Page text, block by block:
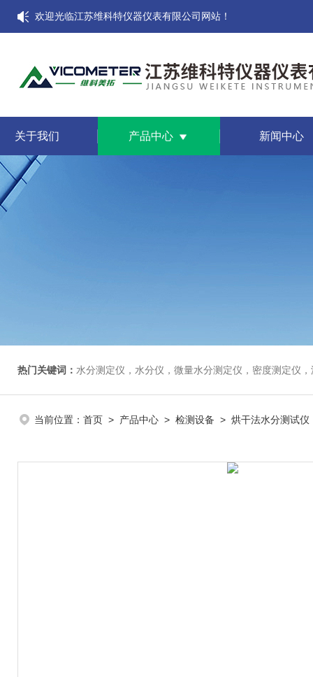
欢迎光临江苏维科特仪器仪表有限公司网站！
关于我们 产品中心 新闻中心
热门关键词： 水分测定仪，水分仪，微量水分测定仪，密度测定仪
当前位置： 首页 > 产品中心 > 检测设备 > 烘干法水分测试仪